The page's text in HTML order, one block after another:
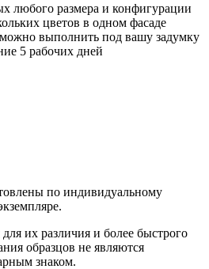
любого размера и конфигурации
цветов в одном фасаде
выполнить под вашу задумку
5 рабочих дней
по индивидуальному
их различия и более быстрого
образцов не являются
знаком.